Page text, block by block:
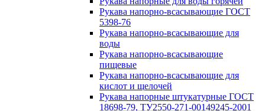
Рукава напорно-всасывающие ГОСТ
5398-76
Рукава напорно-всасывающие для
воды
Рукава напорно-всасывающие
пищевые
Рукава напорно-всасывающие для
кислот и щелочей
Рукава напорные штукатурные ГОСТ
18698-79, ТУ2550-271-00149245-2001